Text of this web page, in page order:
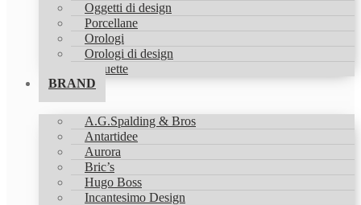
Oggetti di design
Porcellane
Orologi
Orologi di design
Statuette
BRAND
A.G.Spalding & Bros
Antartidee
Aurora
Bric’s
Hugo Boss
Incantesimo Design